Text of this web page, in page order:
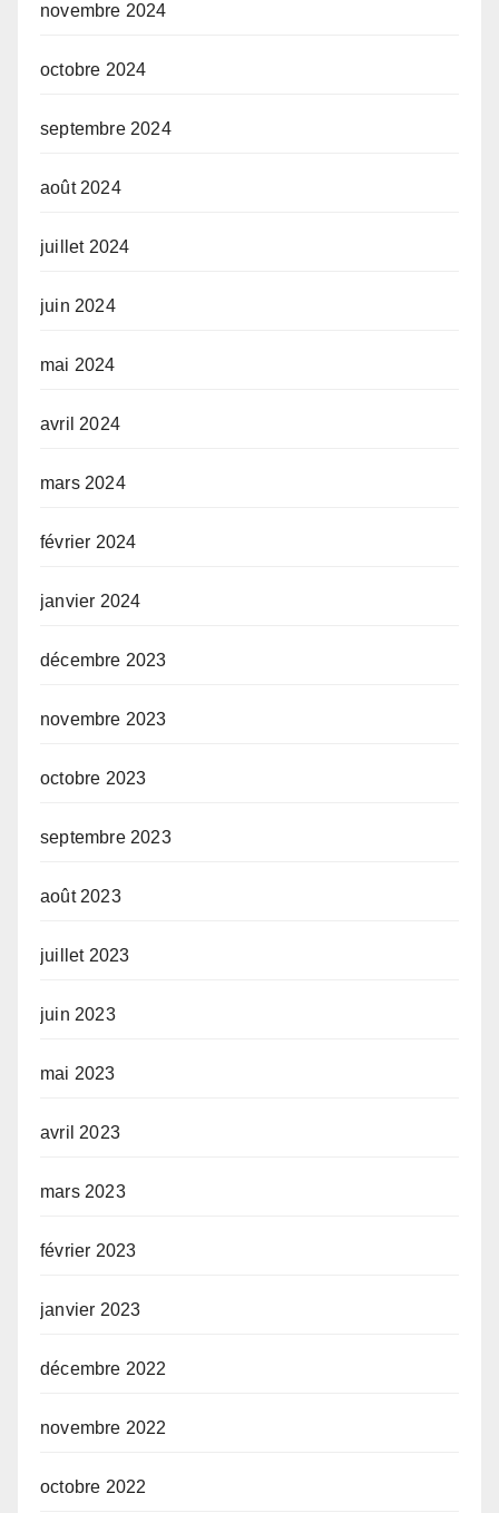
novembre 2024
octobre 2024
septembre 2024
août 2024
juillet 2024
juin 2024
mai 2024
avril 2024
mars 2024
février 2024
janvier 2024
décembre 2023
novembre 2023
octobre 2023
septembre 2023
août 2023
juillet 2023
juin 2023
mai 2023
avril 2023
mars 2023
février 2023
janvier 2023
décembre 2022
novembre 2022
octobre 2022